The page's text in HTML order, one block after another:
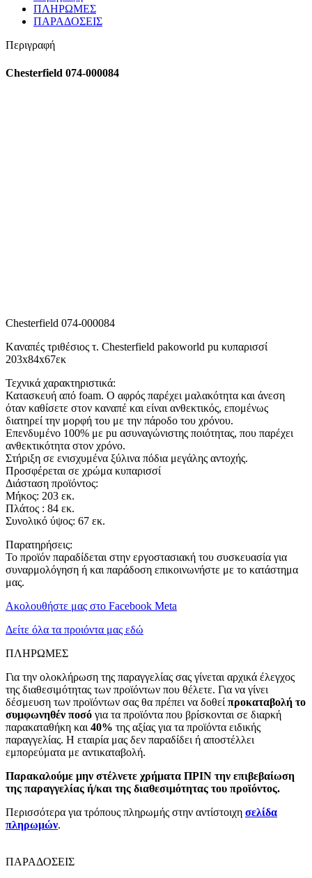
ΠΛΗΡΩΜΕΣ
ΠΑΡΑΔΟΣΕΙΣ
Περιγραφή
Chesterfield 074-000084
Chesterfield 074-000084
Kαναπές τριθέσιος τ. Chesterfield pakoworld pu κυπαρισσί
203x84x67εκ
Τεχνικά χαρακτηριστικά:
Κατασκευή από foam. Ο αφρός παρέχει μαλακότητα και άνεση
όταν καθίσετε στον καναπέ και είναι ανθεκτικός, επομένως
διατηρεί την μορφή του με την πάροδο του χρόνου.
Επενδυμένο 100% με pu ασυναγώνιστης ποιότητας, που παρέχει
ανθεκτικότητα στον χρόνο.
Στήριξη σε ενισχυμένα ξύλινα πόδια μεγάλης αντοχής.
Προσφέρεται σε χρώμα κυπαρισσί
Διάσταση προϊόντος:
Μήκος: 203 εκ.
Πλάτος : 84 εκ.
Συνολικό ύψος: 67 εκ.
Παρατηρήσεις:
Το προϊόν παραδίδεται στην εργοστασιακή του συσκευασία για
συναρμολόγηση ή και παράδοση επικοινωνήστε με το κατάστημα
μας.
Ακολουθήστε μας στο Facebook Meta
Δείτε όλα τα προιόντα μας εδώ
ΠΛΗΡΩΜΕΣ
Για την ολοκλήρωση της παραγγελίας σας γίνεται αρχικά έλεγχος
της διαθεσιμότητας των προϊόντων που θέλετε. Για να γίνει
δέσμευση των προϊόντων σας θα πρέπει να δοθεί προκαταβολή το
συμφωνηθέν ποσό για τα προϊόντα που βρίσκονται σε διαρκή
παρακαταθήκη και 40% της αξίας για τα προϊόντα ειδικής
παραγγελίας. Η εταιρία μας δεν παραδίδει ή αποστέλλει
εμπορεύματα με αντικαταβολή.
Παρακαλούμε μην στέλνετε χρήματα ΠΡΙΝ την επιβεβαίωση
της παραγγελίας ή/και της διαθεσιμότητας του προϊόντος.
Περισσότερα για τρόπους πληρωμής στην αντίστοιχη σελίδα
πληρωμών.
ΠΑΡΑΔΟΣΕΙΣ